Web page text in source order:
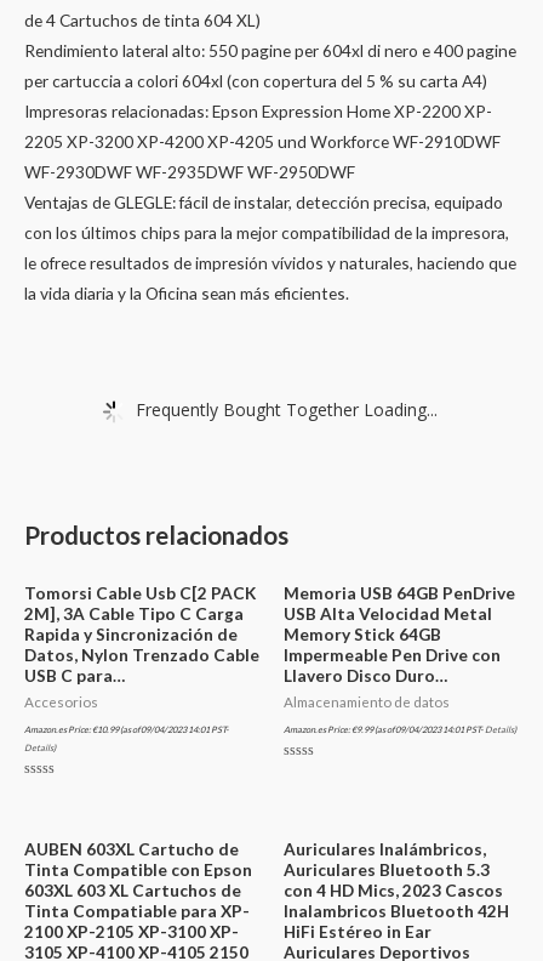
de 4 Cartuchos de tinta 604 XL)
Rendimiento lateral alto: 550 pagine per 604xl di nero e 400 pagine
per cartuccia a colori 604xl (con copertura del 5 % su carta A4)
Impresoras relacionadas: Epson Expression Home XP-2200 XP-
2205 XP-3200 XP-4200 XP-4205 und Workforce WF-2910DWF
WF-2930DWF WF-2935DWF WF-2950DWF
Ventajas de GLEGLE: fácil de instalar, detección precisa, equipado
con los últimos chips para la mejor compatibilidad de la impresora,
le ofrece resultados de impresión vívidos y naturales, haciendo que
la vida diaria y la Oficina sean más eficientes.
Frequently Bought Together Loading...
Productos relacionados
Tomorsi Cable Usb C[2 PACK
2M], 3A Cable Tipo C Carga
Rapida y Sincronización de
Datos, Nylon Trenzado Cable
USB C para…
Accesorios
Amazon.es Price:€10.99(as of 09/04/2023 14:01 PST-
Details)
5
Memoria USB 64GB PenDrive
USB Alta Velocidad Metal
Memory Stick 64GB
Impermeable Pen Drive con
Llavero Disco Duro…
Almacenamiento de datos
Amazon.es Price:€9.99(as of 09/04/2023 14:01 PST-Details)
AUBEN 603XL Cartucho de
Tinta Compatible con Epson
603XL 603 XL Cartuchos de
Tinta Compatiable para XP-
2100 XP-2105 XP-3100 XP-
3105 XP-4100 XP-4105 2150
Auriculares Inalámbricos,
Auriculares Bluetooth 5.3
con 4 HD Mics, 2023 Cascos
Inalambricos Bluetooth 42H
HiFi Estéreo in Ear
Auriculares Deportivos